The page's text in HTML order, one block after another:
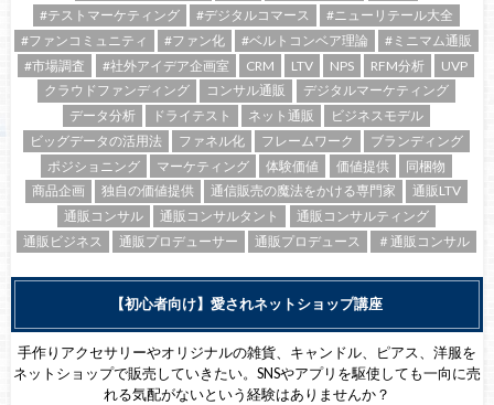
#テストマーケティング
#デジタルコマース
#ニューリテール大全
#ファンコミュニティ
#ファン化 #ベルトコンベア理論
#ミニマム通販
#市場調査
#社外アイデア企画室 CRM LTV NPS RFM分析
UVP
クラウドファンディング
コンサル通販
デジタルマーケティング
データ分析
ドライテスト ネット通販
ビジネスモデル
ビッグデータの活用法
ファネル化 フレームワーク
ブランディング
ポジショニング
マーケティング 体験価値 価値提供
同梱物
商品企画
独自の価値提供 通信販売の魔法をかける専門家
通販LTV
通販コンサル
通販コンサルタント
通販コンサルティング
通販ビジネス
通販プロデューサー 通販プロデュース ＃通販コンサル
【初心者向け】愛されネットショップ講座
手作りアクセサリーやオリジナルの雑貨、キャンドル、ピアス、洋服を
ネットショップで販売していきたい。SNSやアプリを駆使しても一向に売
れる気配がないという経験はありませんか？